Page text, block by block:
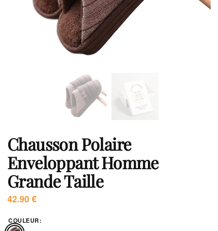
Chausson Polaire
Enveloppant Homme
Grande Taille
42.90€
COULEUR: